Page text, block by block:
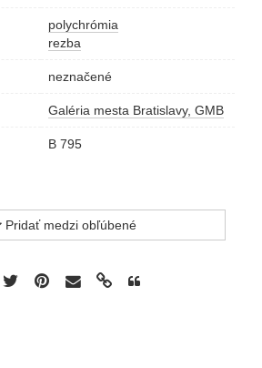
polychrómia
rezba
neznačené
Galéria mesta Bratislavy, GMB
B 795
Pridať medzi obľúbené